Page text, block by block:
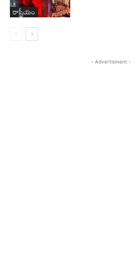
రాష్ట్రీయం
- Advertisment -